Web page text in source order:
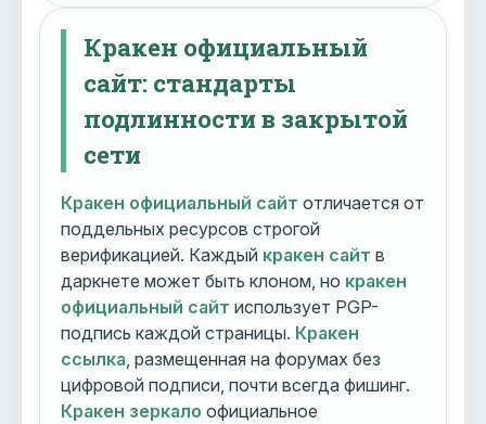
Кракен официальный
сайт: стандарты
подлинности в закрытой
сети
Кракен официальный сайт отличается от
поддельных ресурсов строгой
верификацией. Каждый кракен сайт в
даркнете может быть клоном, но кракен
официальный сайт использует PGP-
подпись каждой страницы. Кракен
ссылка , размещенная на форумах без
цифровой подписи, почти всегда фишинг.
Кракен зеркало официальное